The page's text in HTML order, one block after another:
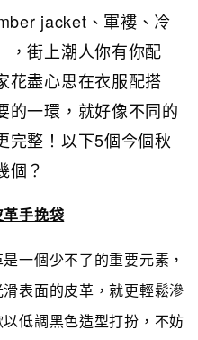
jacket、軍褸、冷
，街上潮人你有你配
花盡心思在衣服配搭
的一環，就好像不同的
完整！以下5個今個秋
個？
手挽袋
一個少不了的重要元素，
表面的皮革，就更輕鬆滲
低調黑色造型打扮，不妨